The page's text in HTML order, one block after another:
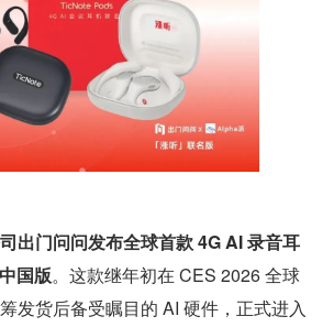
出门问问发布全球首款 4G AI 录音耳
国版。这款继年初在 CES 2026 全球
发货后备受瞩目的 AI 硬件，正式进入